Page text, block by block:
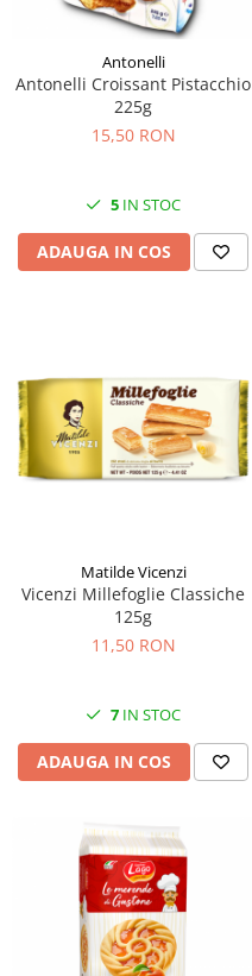
Antonelli
Antonelli Croissant Pistacchio
225g
15,50 RON
5 IN STOC
ADAUGA IN COS
Matilde Vicenzi
Vicenzi Millefoglie Classiche
125g
11,50 RON
7 IN STOC
ADAUGA IN COS